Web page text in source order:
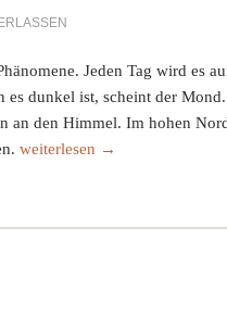
Jeden Tag wird es
es dunkel ist, scheint der
an den Himmel. Im hohen
2015 ist das Jahr des Lichts.
weiterlesen →